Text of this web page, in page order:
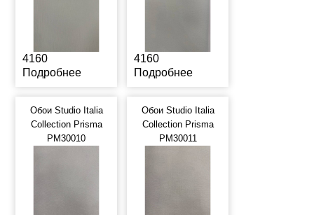
4160
Подробнее
4160
Подробнее
Обои Studio Italia
Collection Prisma
PM30010
Обои Studio Italia
Collection Prisma
PM30011